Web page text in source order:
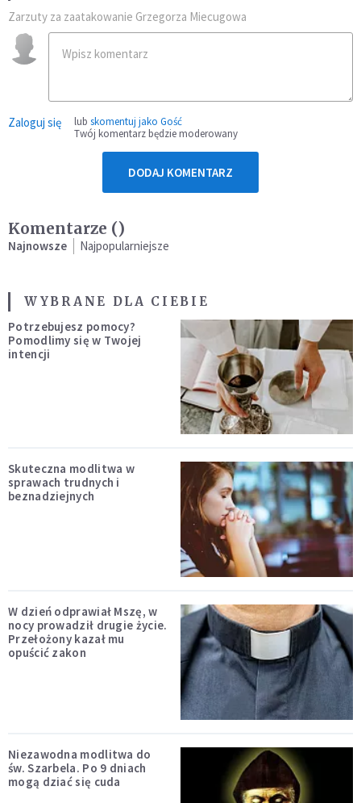
Zarzuty za zaatakowanie Grzegorza Miecugowa
Zaloguj się lub skomentuj jako Gość
Twój komentarz będzie moderowany
DODAJ KOMENTARZ
Komentarze ()
Najnowsze Najpopularniejsze
WYBRANE DLA CIEBIE
Potrzebujesz pomocy?
Pomodlimy się w Twojej
intencji
Skuteczna modlitwa w
sprawach trudnych i
beznadziejnych
W dzień odprawiał Mszę, w
nocy prowadził drugie życie.
Przełożony kazał mu
opuścić zakon
Niezawodna modlitwa do
św. Szarbela. Po 9 dniach
mogą dziać się cuda